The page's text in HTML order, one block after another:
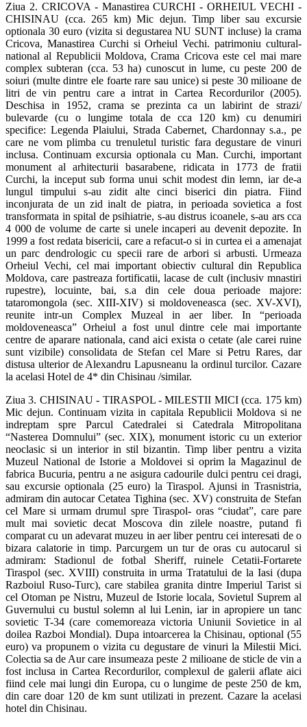
Ziua 2. CRICOVA - Manastirea CURCHI - ORHEIUL VECHI -
CHISINAU (cca. 265 km) Mic dejun. Timp liber sau excursie
optionala 30 euro (vizita si degustarea NU SUNT incluse) la crama
Cricova, Manastirea Curchi si Orheiul Vechi. patrimoniu cultural-
national al Republicii Moldova, Crama Cricova este cel mai mare
complex subteran (cca. 53 ha) cunoscut in lume, cu peste 200 de
soiuri (multe dintre ele foarte rare sau unice) si peste 30 milioane de
litri de vin pentru care a intrat in Cartea Recordurilor (2005).
Deschisa in 1952, crama se prezinta ca un labirint de strazi/
bulevarde (cu o lungime totala de cca 120 km) cu denumiri
specifice: Legenda Plaiului, Strada Cabernet, Chardonnay s.a., pe
care ne vom plimba cu trenuletul turistic fara degustare de vinuri
inclusa. Continuam excursia optionala cu Man. Curchi, important
monument al arhitecturii basarabene, ridicata in 1773 de fratii
Curchi, la inceput sub forma unui schit modest din lemn, iar de-a
lungul timpului s-au zidit alte cinci biserici din piatra. Fiind
inconjurata de un zid inalt de piatra, in perioada sovietica a fost
transformata in spital de psihiatrie, s-au distrus icoanele, s-au ars cca
4 000 de volume de carte si unele incaperi au devenit depozite. In
1999 a fost redata bisericii, care a refacut-o si in curtea ei a amenajat
un parc dendrologic cu specii rare de arbori si arbusti. Urmeaza
Orheiul Vechi, cel mai important obiectiv cultural din Republica
Moldova, care pastreaza fortificatii, lacase de cult (inclusiv mnastiri
rupestre), locuinte, bai, s.a din cele doua perioade majore:
tataromongola (sec. XIII-XIV) si moldoveneasca (sec. XV-XVI),
reunite intr-un Complex Muzeal in aer liber. In “perioada
moldoveneasca” Orheiul a fost unul dintre cele mai importante
centre de aparare nationala, cand aici exista o cetate (ale carei ruine
sunt vizibile) consolidata de Stefan cel Mare si Petru Rares, dar
distusa ulterior de Alexandru Lapusneanu la ordinul turcilor. Cazare
la acelasi Hotel de 4* din Chisinau /similar.
Ziua 3. CHISINAU - TIRASPOL - MILESTII MICI (cca. 175 km)
Mic dejun. Continuam vizita in capitala Republicii Moldova si ne
indreptam spre Parcul Catedralei si Catedrala Mitropolitana
“Nasterea Domnului” (sec. XIX), monument istoric cu un exterior
neoclasic si un interior in stil bizantin. Timp liber pentru a vizita
Muzeul National de Istorie a Moldovei si oprim la Magazinul de
fabrica Bucuria, pentru a ne asigura cadourile dulci pentru cei dragi,
sau excursie optionala (25 euro) la Tiraspol. Ajunsi in Trasnistria,
admiram din autocar Cetatea Tighina (sec. XV) construita de Stefan
cel Mare si urmam drumul spre Tiraspol- oras “ciudat”, care pare
mult mai sovietic decat Moscova din zilele noastre, putand fi
comparat cu un adevarat muzeu in aer liber pentru cei interesati de o
bizara calatorie in timp. Parcurgem un tur de oras cu autocarul si
admiram: Stadionul de fotbal Sheriff, ruinele Cetatii-Fortarete
Tiraspol (sec. XVIII) construita in urma Tratatului de la Iasi (dupa
Razboiul Ruso-Turc), care stabilea granita dintre Imperiul Tarist si
cel Otoman pe Nistru, Muzeul de Istorie locala, Sovietul Suprem al
Guvernului cu bustul solemn al lui Lenin, iar in apropiere un tanc
sovietic T-34 (care comemoreaza victoria Uniunii Sovietice in al
doilea Razboi Mondial). Dupa intoarcerea la Chisinau, optional (55
euro) va propunem o vizita cu degustare de vinuri la Milestii Mici.
Colectia sa de Aur care insumeaza peste 2 milioane de sticle de vin a
fost inclusa in Cartea Recordurilor, complexul de galerii aflate aici
fiind cele mai lungi din Europa, cu o lungime de peste 250 de km,
din care doar 120 de km sunt utilizati in prezent. Cazare la acelasi
hotel din Chisinau.